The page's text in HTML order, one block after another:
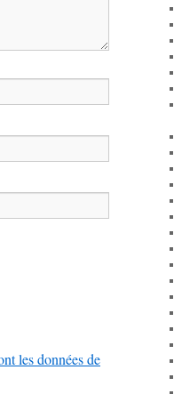
les données de